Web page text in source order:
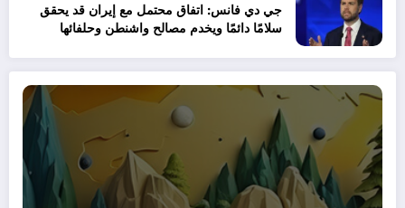
جي دي فانس: اتفاق محتمل مع إيران قد يحقق
سلامًا دائمًا ويخدم مصالح واشنطن وحلفائها